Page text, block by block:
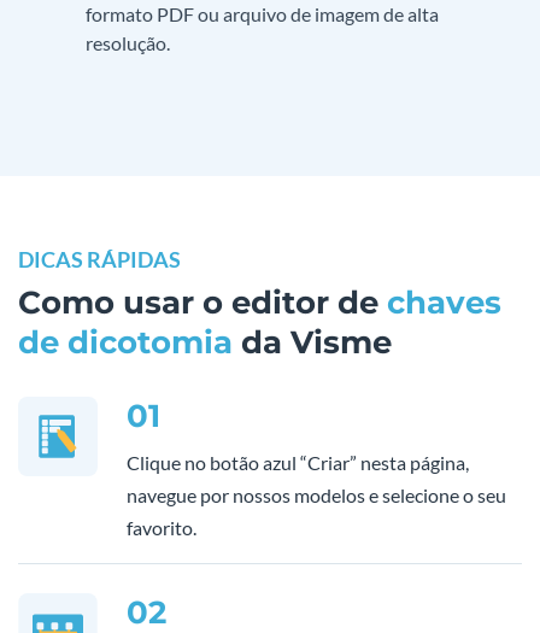
formato PDF ou arquivo de imagem de alta
resolução.
DICAS RÁPIDAS
Como usar o editor de chaves
de dicotomia da Visme
01
Clique no botão azul “Criar” nesta página,
navegue por nossos modelos e selecione o seu
favorito.
02